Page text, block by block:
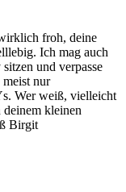
froh, deine
Ich mag auch
und verpasse
meist nur
Wer weiß, vielleicht
kleinen
Birgit